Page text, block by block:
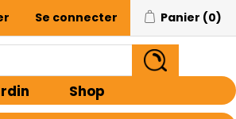
Se connecter Panier (0)
Shop